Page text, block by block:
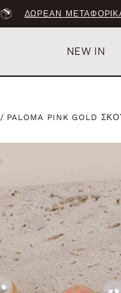
ΔΩΡΕΑΝ
NEW IN
/ PALOMA PINK GOLD